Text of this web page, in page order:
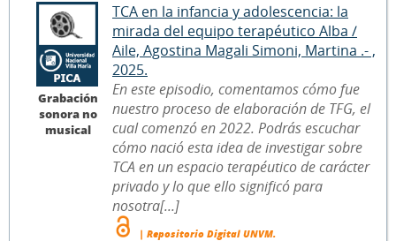
Grabación
sonora no
musical
TCA en la infancia y adolescencia: la
mirada del equipo terapéutico Alba /
Aile, Agostina Magali Simoni, Martina .- ,
2025.
En este episodio, comentamos cómo fue
nuestro proceso de elaboración de TFG, el
cual comenzó en 2022. Podrás escuchar
cómo nació esta idea de investigar sobre
TCA en un espacio terapéutico de carácter
privado y lo que ello significó para
nosotra[...]
| Repositorio Digital UNVM.